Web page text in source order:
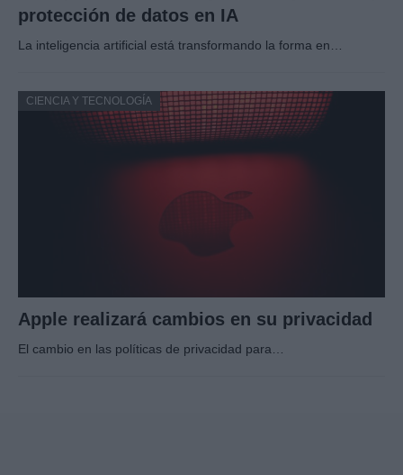
protección de datos en IA
La inteligencia artificial está transformando la forma en…
CIENCIA Y TECNOLOGÍA
Apple realizará cambios en su privacidad
El cambio en las políticas de privacidad para…